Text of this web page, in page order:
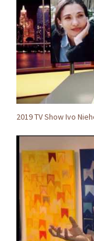
2019 TV Show Ivo